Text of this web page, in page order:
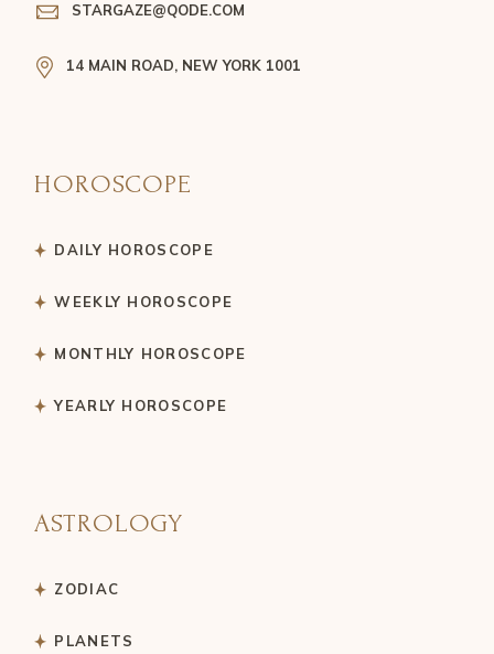
STARGAZE@QODE.COM
14 MAIN ROAD, NEW YORK 1001
HOROSCOPE
DAILY HOROSCOPE
WEEKLY HOROSCOPE
MONTHLY HOROSCOPE
YEARLY HOROSCOPE
ASTROLOGY
ZODIAC
PLANETS